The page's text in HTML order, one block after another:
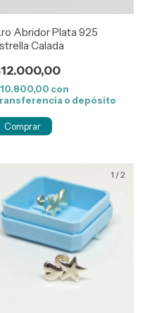
Abridor Plata 925
Calada
con
o depósito
1 /2